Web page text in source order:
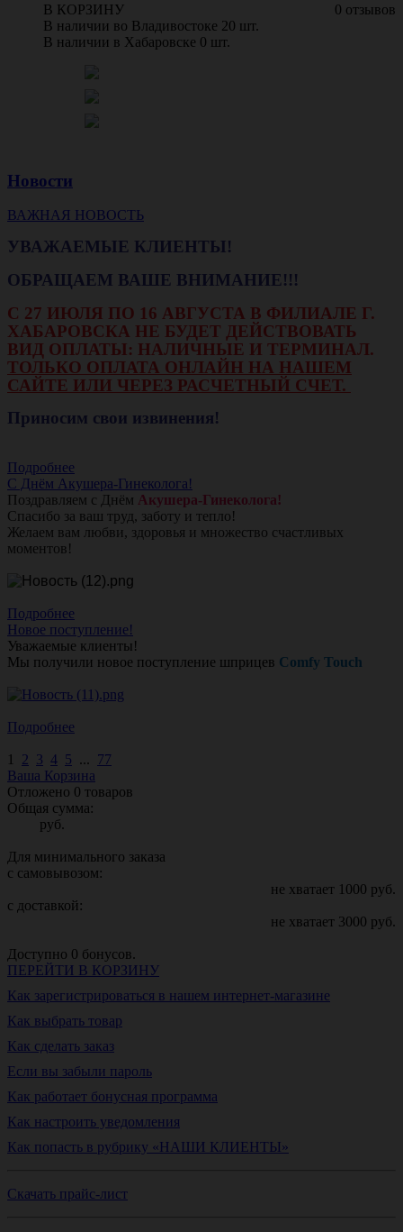
0 отзывов
В КОРЗИНУ
В наличии во Владивостоке 20 шт.
В наличии в Хабаровске 0 шт.
Новости
ВАЖНАЯ НОВОСТЬ
УВАЖАЕМЫЕ КЛИЕНТЫ!
ОБРАЩАЕМ ВАШЕ ВНИМАНИЕ!!!
С 27 ИЮЛЯ ПО 16 АВГУСТА В ФИЛИАЛЕ Г.
ХАБАРОВСКА НЕ БУДЕТ ДЕЙСТВОВАТЬ
ВИД ОПЛАТЫ: НАЛИЧНЫЕ И ТЕРМИНАЛ.
ТОЛЬКО ОПЛАТА ОНЛАЙН НА НАШЕМ
САЙТЕ ИЛИ ЧЕРЕЗ РАСЧЕТНЫЙ СЧЕТ.
Приносим свои извинения!
Подробнее
С Днём Акушера-Гинеколога!
Поздравляем с Днём Акушера-Гинеколога!
Спасибо за ваш труд, заботу и тепло!
Желаем вам любви, здоровья и множество счастливых
моментов!
Подробнее
Новое поступление!
Уважаемые клиенты!
Мы получили новое поступление шприцев Comfy Touch
Подробнее
1 2 3 4 5 ... 77
Ваша Корзина
Отложено 0 товаров
Общая сумма:
руб.
Для минимального заказа
с самовывозом:
не хватает 1000 руб.
с доставкой:
не хватает 3000 руб.
Доступно 0 бонусов.
ПЕРЕЙТИ В КОРЗИНУ
Как зарегистрироваться в нашем интернет-магазине
Как выбрать товар
Как сделать заказ
Если вы забыли пароль
Как работает бонусная программа
Как настроить уведомления
Как попасть в рубрику «НАШИ КЛИЕНТЫ»
Скачать прайс-лист